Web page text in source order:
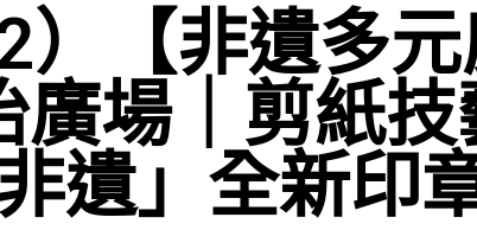
）【非遺多
廣場｜剪紙技
遺」全新印